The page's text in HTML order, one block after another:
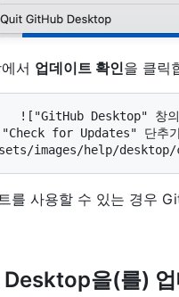
서 업데이트 확인을 클릭
for Updates" 단추
를 사용할 수 있는 경우
을(를) 업